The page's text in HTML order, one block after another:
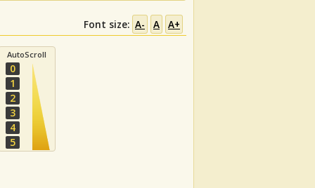
Font size: A- A A+
AutoScroll
0
1
2
3
4
5